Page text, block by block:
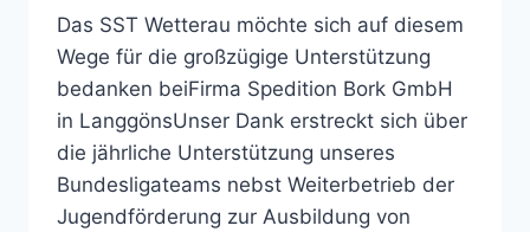
Das SST Wetterau möchte sich auf diesem
Wege für die großzügige Unterstützung
bedanken beiFirma Spedition Bork GmbH
in LanggönsUnser Dank erstreckt sich über
die jährliche Unterstützung unseres
Bundesligateams nebst Weiterbetrieb der
Jugendförderung zur Ausbildung von